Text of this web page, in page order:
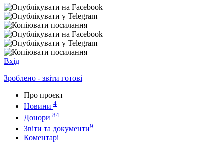
Вхід
Зроблено - звіти готові
Про проєкт
Новини 4
Донори 84
Звіти та документи9
Коментарі